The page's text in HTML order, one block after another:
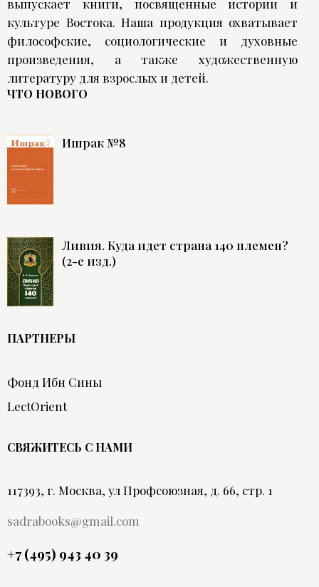
выпускает книги, посвященные истории и
культуре Востока. Наша продукция охватывает
философские, социологические и духовные
произведения, а также художественную
литературу для взрослых и детей.
ЧТО НОВОГО
Ишрак №8
Ливия. Куда идет страна 140 племен?
(2-е изд.)
ПАРТНЕРЫ
Фонд Ибн Сины
LectOrient
СВЯЖИТЕСЬ С НАМИ
117393, г. Москва, ул Профсоюзная, д. 66, стр. 1
sadrabooks@gmail.com
+7 (495) 943 40 39